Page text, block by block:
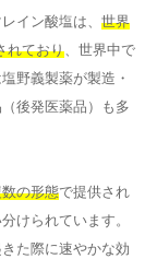
イン酸塩は、 世界
れており、世界中で
野義製薬が製造・
後発医薬品）も多
の形態で提供され
けられています。
た際に速やかな効